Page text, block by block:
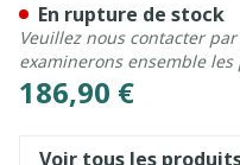
186,90 €
En rupture de stock
Veuillez nous contacter
examinerons ensemble les
Voir tous les